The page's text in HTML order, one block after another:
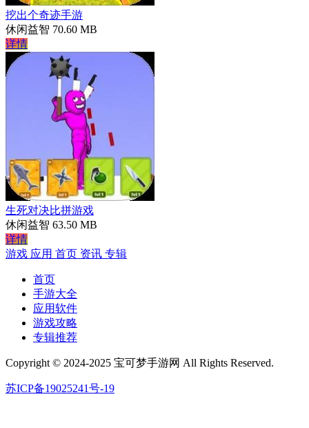
挖出个奇迹手游
休闲益智 70.60 MB
详情
生死对决比拼游戏
休闲益智 63.50 MB
详情
游戏 应用 首页 资讯 专辑
首页
手游大全
应用软件
游戏攻略
专辑推荐
Copyright © 2024-2025 宝可梦手游网 All Rights Reserved.
苏ICP备19025241号-19